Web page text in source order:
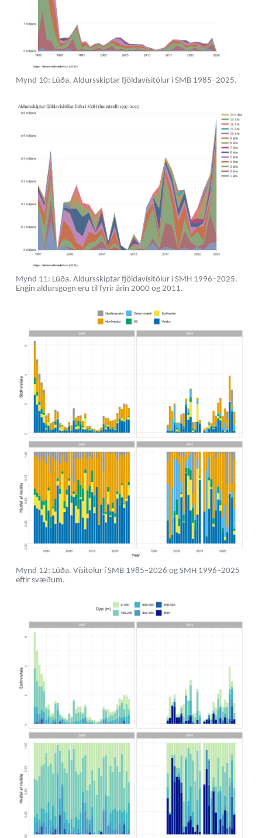
Mynd 10: Lúða. Aldursskiptar fjöldavísitölur í SMB 1985–2025.
Mynd 11: Lúða. Aldursskiptar fjöldavísitölur í SMH 1996–2025.
Engin aldursgögn eru til fyrir árin 2000 og 2011.
Mynd 12: Lúða. Vísitölur í SMB 1985–2026 og SMH 1996–2025
eftir svæðum.